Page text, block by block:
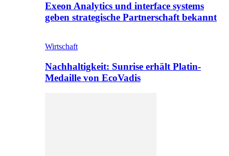
Exeon Analytics und interface systems
geben strategische Partnerschaft bekannt
Wirtschaft
Nachhaltigkeit: Sunrise erhält Platin-
Medaille von EcoVadis